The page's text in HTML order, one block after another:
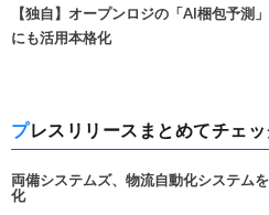
【独自】オープンロジの「AI梱包予測
にも活用本格化
プレスリリースまとめてチェッ
両備システムズ、物流自動化システム
化